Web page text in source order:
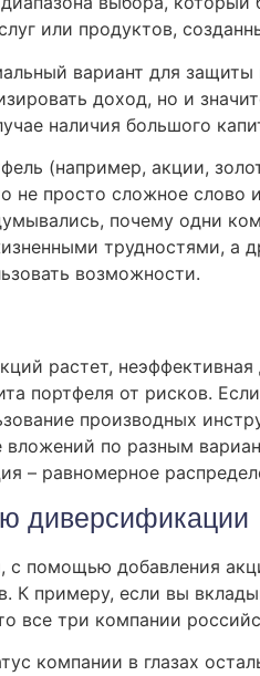
или продуктов,
вариант для
доход, но и
наличия большого
(например, акции,
не просто сложное
почему одни
трудностями, а
возможности.
растет,
портфеля от рисков.
производных
по разным
– равномерное
диверсификации
помощью добавления
К примеру, если вы
все три компании
компании в глазах